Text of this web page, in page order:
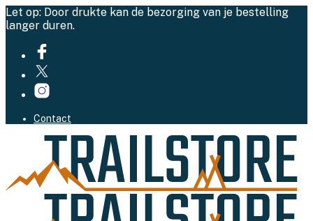
Let op: Door drukte kan de bezorging van je bestelling
langer duren.
Contact